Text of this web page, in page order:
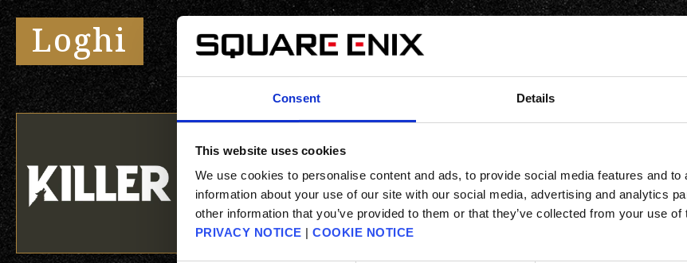
Consent Details
This website uses cookies
We use cookies to personalise content and ads, to provide social media features and
information about your use of our site with our social media, advertising and analytics
other information that you’ve provided to them or that they’ve collected from your use
PRIVACY NOTICE | COOKIE NOTICE
Loghi